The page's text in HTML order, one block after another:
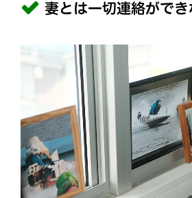
妻とは一切連絡ができ